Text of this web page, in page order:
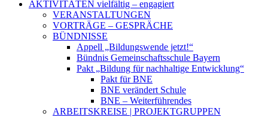
AKTIVITÄTEN vielfältig – engagiert
VERANSTALTUNGEN
VORTRÄGE – GESPRÄCHE
BÜNDNISSE
Appell „Bildungswende jetzt!“
Bündnis Gemeinschaftsschule Bayern
Pakt „Bildung für nachhaltige Entwicklung“
Pakt für BNE
BNE verändert Schule
BNE – Weiterführendes
ARBEITSKREISE | PROJEKTGRUPPEN